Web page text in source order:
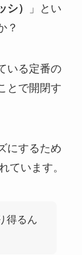
）
」とい
？
いる定番の
とで開閉す
にするため
ています。
得るん